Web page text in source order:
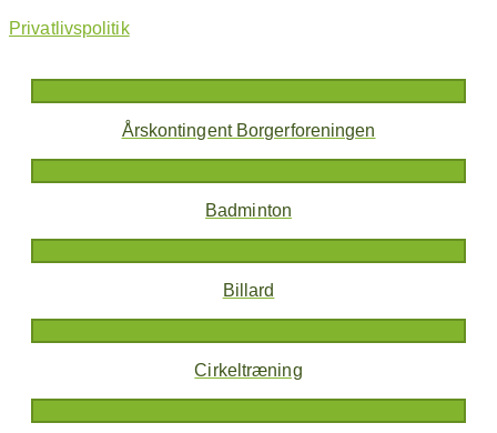
Privatlivspolitik
Årskontingent Borgerforeningen
Badminton
Billard
Cirkeltræning